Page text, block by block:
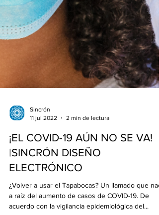
Sincrón
11 jul 2022
2 min de lectura
¡EL COVID-19 AÚN NO SE VA!
|SINCRÓN DISEÑO